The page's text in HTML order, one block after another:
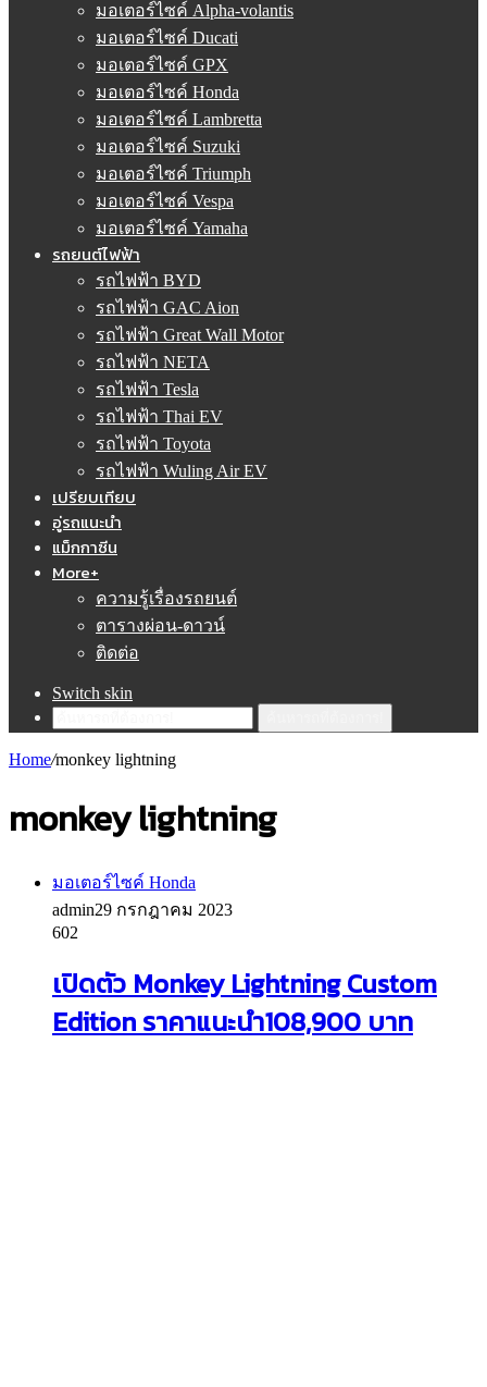
มอเตอร์ไซค์ Alpha-volantis
มอเตอร์ไซค์ Ducati
มอเตอร์ไซค์ GPX
มอเตอร์ไซค์ Honda
มอเตอร์ไซค์ Lambretta
มอเตอร์ไซค์ Suzuki
มอเตอร์ไซค์ Triumph
มอเตอร์ไซค์ Vespa
มอเตอร์ไซค์ Yamaha
รถยนต์ไฟฟ้า
รถไฟฟ้า BYD
รถไฟฟ้า GAC Aion
รถไฟฟ้า Great Wall Motor
รถไฟฟ้า NETA
รถไฟฟ้า Tesla
รถไฟฟ้า Thai EV
รถไฟฟ้า Toyota
รถไฟฟ้า Wuling Air EV
เปรียบเทียบ
อู่รถแนะนำ
แม็กกาซีน
More+
ความรู้เรื่องรถยนต์
ตารางผ่อน-ดาวน์
ติดต่อ
Switch skin
Home/monkey lightning
monkey lightning
มอเตอร์ไซค์ Honda
admin29 กรกฎาคม 2023
602
เปิดตัว Monkey Lightning Custom
Edition ราคาแนะนำ108,900 บาท